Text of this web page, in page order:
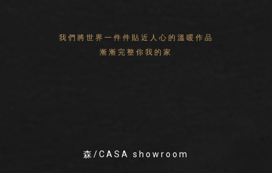
我們將世界一件件貼近人心的溫暖作品
漸漸完整你我的家
森/CASA showroom